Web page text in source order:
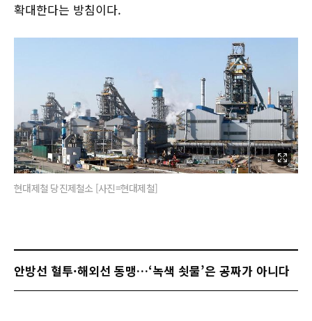
확대한다는 방침이다.
현대제철 당진제철소 [사진=현대제철]
안방선 혈투·해외선 동맹…‘녹색 쇳물’은 공짜가 아니다